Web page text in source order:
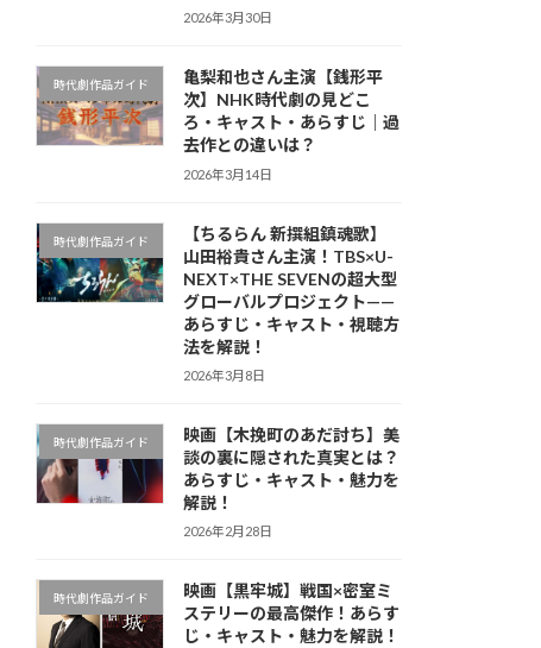
2026年3月30日
時代劇作品ガイド
亀梨和也さん主演【銭形平
次】NHK時代劇の見どこ
ろ・キャスト・あらすじ｜過
去作との違いは？
2026年3月14日
時代劇作品ガイド
【ちるらん 新撰組鎮魂歌】
山田裕貴さん主演！TBS×U-
NEXT×THE SEVENの超大型
グローバルプロジェクト——
あらすじ・キャスト・視聴方
法を解説！
2026年3月8日
時代劇作品ガイド
映画【木挽町のあだ討ち】美
談の裏に隠された真実とは？
あらすじ・キャスト・魅力を
解説！
2026年2月28日
時代劇作品ガイド
映画【黒牢城】戦国×密室ミ
ステリーの最高傑作！あらす
じ・キャスト・魅力を解説！